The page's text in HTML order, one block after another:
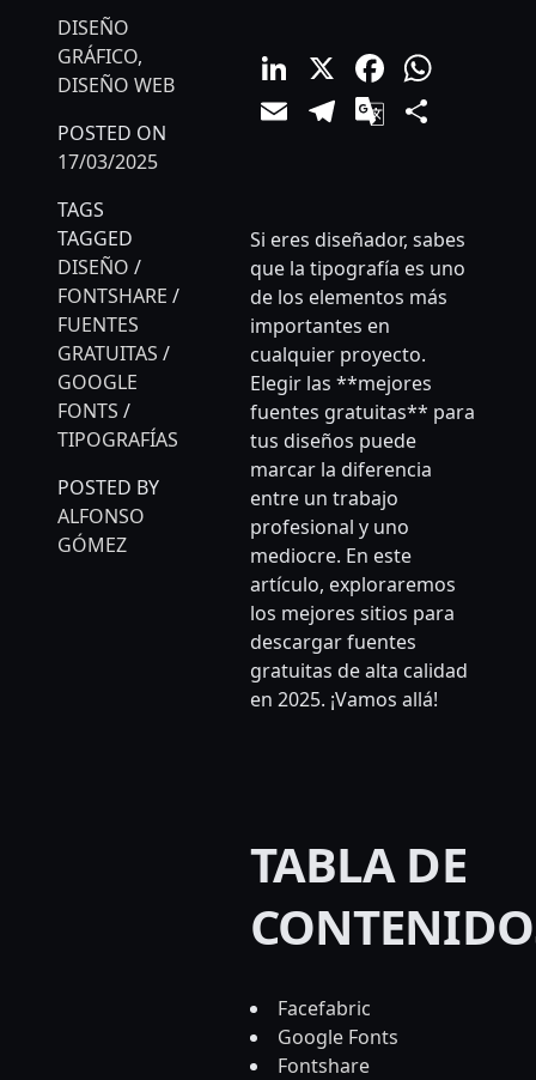
DISEÑO
GRÁFICO,
DISEÑO WEB
POSTED ON
17/03/2025
TAGS
TAGGED
DISEÑO /
FONTSHARE /
FUENTES
GRATUITAS /
GOOGLE
FONTS /
TIPOGRAFÍAS
POSTED BY
ALFONSO
GÓMEZ
LinkedIn
X
EmailTelegram
Google
Si eres diseñador, sabes
que la tipografía es uno
de los elementos más
importantes en
cualquier proyecto.
Elegir las **mejores
fuentes gratuitas** para
tus diseños puede
marcar la diferencia
entre un trabajo
profesional y uno
mediocre. En este
artículo, exploraremos
los mejores sitios para
descargar fuentes
gratuitas de alta calidad
en 2025. ¡Vamos allá!
TABLA DE
Facefabric
Google Fonts
Fontshare